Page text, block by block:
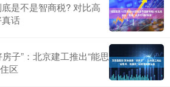
是不是智商税? 对比高
话
子”：北京建工推出“能思
区